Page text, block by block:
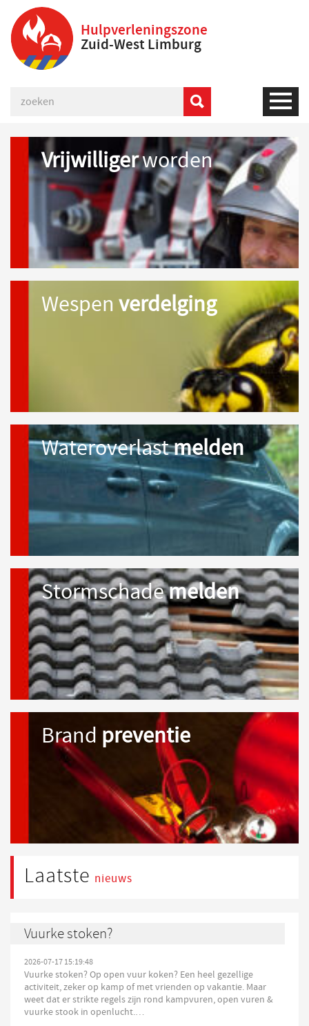
Hulpverleningszone
Zuid-West Limburg
Vrijwilligerworden
Wespen verdelging
Wateroverlastmelden
Stormschademelden
Brand preventie
Laatste nieuws
Vuurke stoken?
2026-07-17 15:19:48
Vuurke stoken? Op open vuur koken? Een heel gezellige
activiteit, zeker op kamp of met vrienden op vakantie. Maar
weet dat er strikte regels zijn rond kampvuren, open vuren &
vuurke stook in openlucht.…